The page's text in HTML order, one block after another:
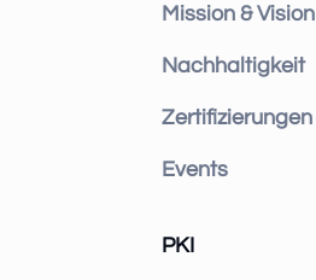
Mission & Vision
Nachhaltigkeit
Zertifizierungen
Events
PKI